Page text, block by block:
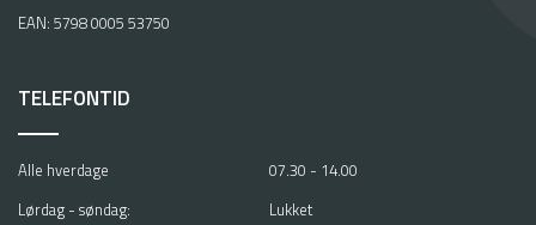
EAN: 5798 0005 53750
TELEFONTID
Alle hverdage
07.30 - 14.00
Lørdag - søndag:
Lukket